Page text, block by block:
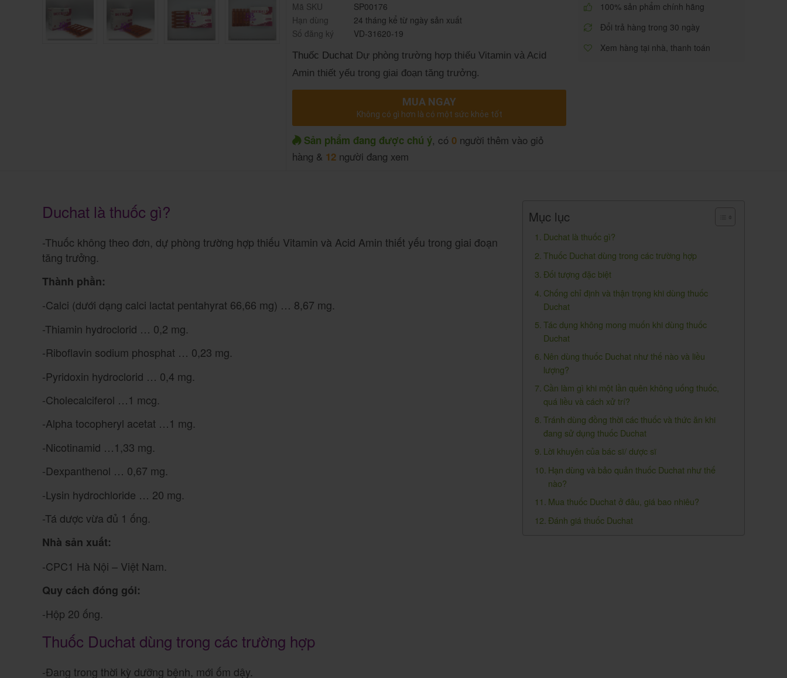
Mã SKU
SP00176
Hạn dùng
24 tháng kể từ ngày sản xuất
Số đăng ký
VD-31620-19
Thuốc Duchat Dự phòng trường hợp thiếu Vitamin và Acid
Amin thiết yếu trong giai đoạn tăng trưởng.
MUA NGAY
Không có gì hơn là có một sức khỏe tốt
Sản phẩm đang được chú ý, có 0 người thêm vào giỏ
hàng & 12 người đang xem
100% sản phẩm chính hãng
Đổi trả hàng trong 30 ngày
Xem hàng tại nhà, thanh toán
Duchat là thuốc gì?
-Thuốc không theo đơn, dự phòng trường hợp thiếu Vitamin và Acid Amin thiết yếu trong giai đoạn
tăng trưởng.
Thành phần:
-Calci (dưới dạng calci lactat pentahyrat 66,66 mg) … 8,67 mg.
-Thiamin hydroclorid … 0,2 mg.
-Riboflavin sodium phosphat … 0,23 mg.
-Pyridoxin hydroclorid … 0,4 mg.
-Cholecalciferol …1 mcg.
-Alpha tocopheryl acetat …1 mg.
-Nicotinamid …1,33 mg.
-Dexpanthenol … 0,67 mg.
-Lysin hydrochloride … 20 mg.
-Tá dược vừa đủ 1 ống.
Nhà sản xuất:
-CPC1 Hà Nội – Việt Nam.
Quy cách đóng gói:
-Hộp 20 ống.
Thuốc Duchat dùng trong các trường hợp
-Đang trong thời kỳ dưỡng bệnh, mới ốm dậy.
Mục lục
Duchat là thuốc gì?
Thuốc Duchat dùng trong các trường hợp
Đối tượng đặc biệt
Chống chỉ định và thận trọng khi dùng thuốc
Duchat
Tác dụng không mong muốn khi dùng thuốc
Duchat
Nên dùng thuốc Duchat như thế nào và liều
lượng?
Cần làm gì khi một lần quên không uống thuốc,
quá liều và cách xử trí?
Tránh dùng đồng thời các thuốc và thức ăn khi
đang sử dụng thuốc Duchat
Lời khuyên của bác sĩ/ dược sĩ
Hạn dùng và bảo quản thuốc Duchat như thế
nào?
Mua thuốc Duchat ở đâu, giá bao nhiêu?
Đánh giá thuốc Duchat